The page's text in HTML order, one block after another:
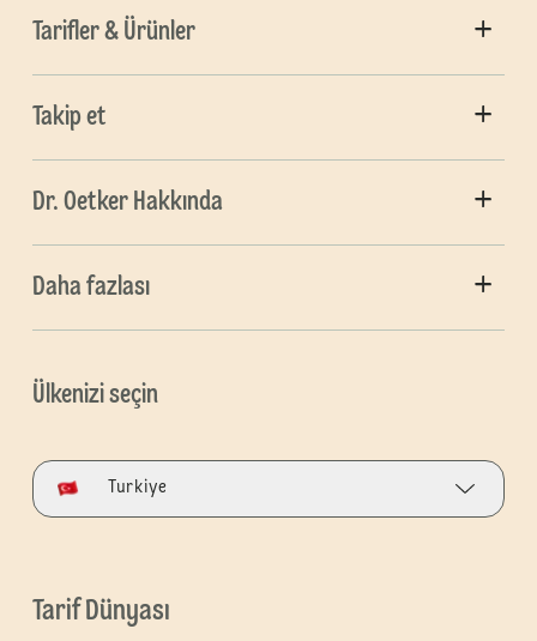
Tarifler & Ürünler
Takip et
Dr. Oetker Hakkında
Daha fazlası
Ülkenizi seçin
Turkiye
Tarif Dünyası